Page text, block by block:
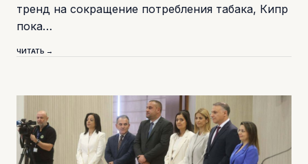
тренд на сокращение потребления табака, Кипр
пока…
ЧИТАТЬ →